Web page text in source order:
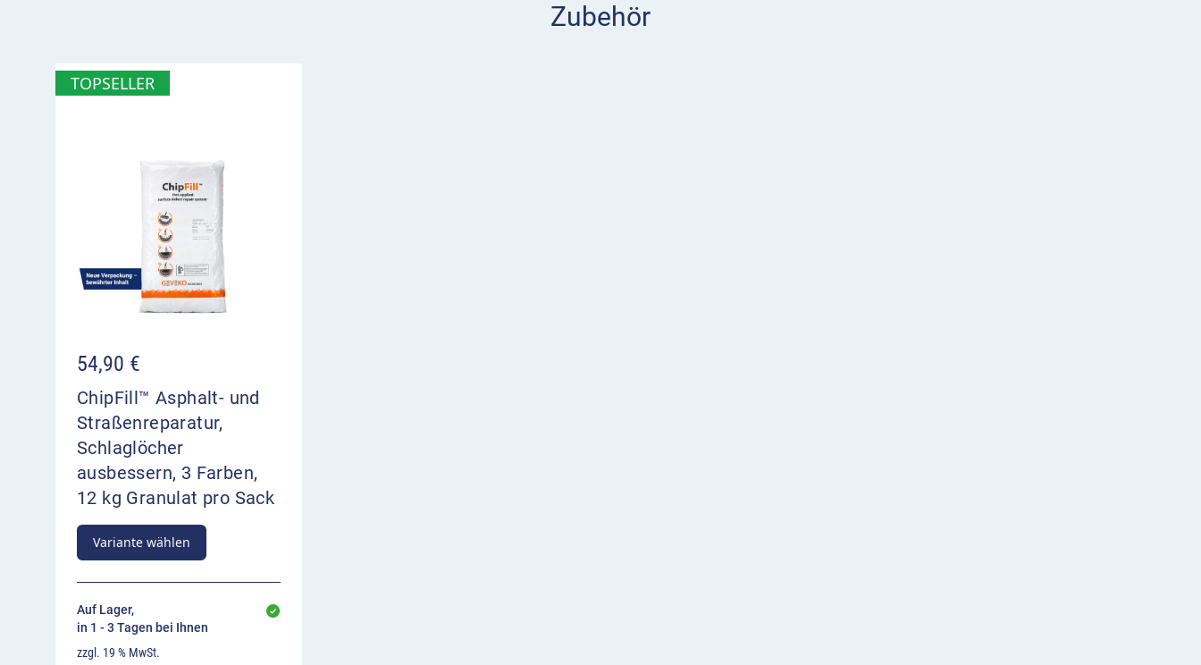
Zubehör
TOPSELLER
54,90 €
ChipFill™ Asphalt- und
Straßenreparatur,
Schlaglöcher
ausbessern, 3 Farben,
12 kg Granulat pro Sack
Variante wählen
Auf Lager,
in 1 - 3 Tagen bei Ihnen
zzgl. 19 % MwSt.